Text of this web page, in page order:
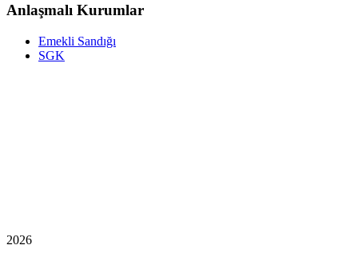
Anlaşmalı Kurumlar
Emekli Sandığı
SGK
2026